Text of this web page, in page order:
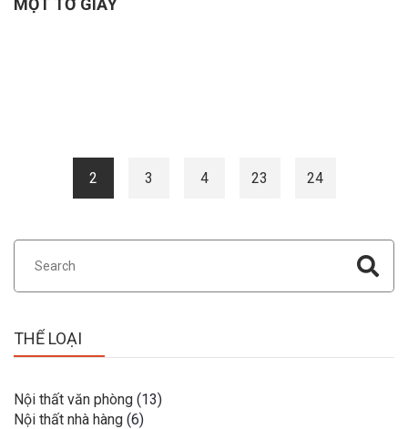
MỘT TỜ GIẤY
2 3 4 23 24
THỂ LOẠI
Nội thất văn phòng (13)
Nội thất nhà hàng (6)